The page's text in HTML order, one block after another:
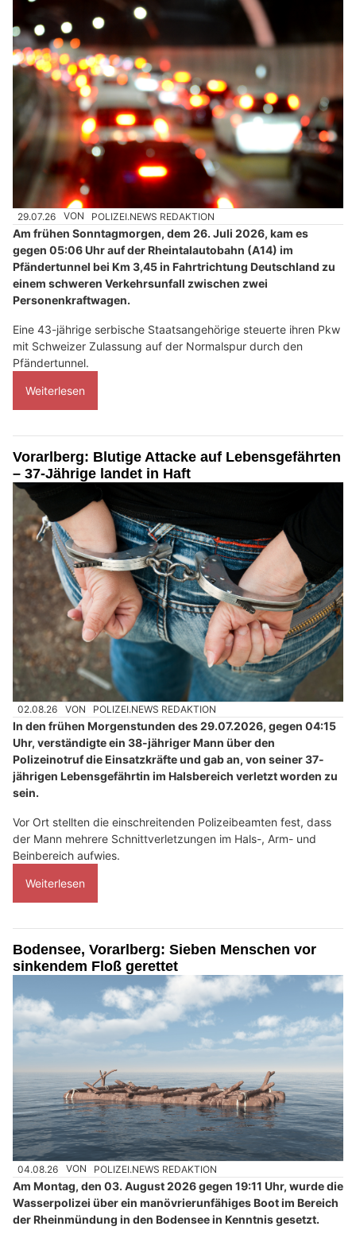
29.07.26 VON POLIZEI.NEWS REDAKTION
Am frühen Sonntagmorgen, dem 26. Juli 2026, kam es
gegen 05:06 Uhr auf der Rheintalautobahn (A14) im
Pfändertunnel bei Km 3,45 in Fahrtrichtung Deutschland zu
einem schweren Verkehrsunfall zwischen zwei
Personenkraftwagen.
Eine 43-jährige serbische Staatsangehörige steuerte ihren Pkw
mit Schweizer Zulassung auf der Normalspur durch den
Pfändertunnel.
Weiterlesen
Vorarlberg: Blutige Attacke auf Lebensgefährten
– 37-Jährige landet in Haft
02.08.26 VON POLIZEI.NEWS REDAKTION
In den frühen Morgenstunden des 29.07.2026, gegen 04:15
Uhr, verständigte ein 38-jähriger Mann über den
Polizeinotruf die Einsatzkräfte und gab an, von seiner 37-
jährigen Lebensgefährtin im Halsbereich verletzt worden zu
sein.
Vor Ort stellten die einschreitenden Polizeibeamten fest, dass
der Mann mehrere Schnittverletzungen im Hals-, Arm- und
Beinbereich aufwies.
Weiterlesen
Bodensee, Vorarlberg: Sieben Menschen vor
sinkendem Floß gerettet
04.08.26 VON POLIZEI.NEWS REDAKTION
Am Montag, den 03. August 2026 gegen 19:11 Uhr, wurde die
Wasserpolizei über ein manövrierunfähiges Boot im Bereich
der Rheinmündung in den Bodensee in Kenntnis gesetzt.